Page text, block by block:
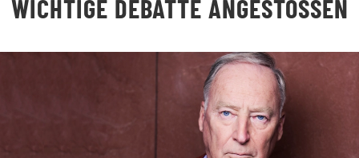
VERANSTALTUNGEN
WICHTIGE DEBATTE ANGESTOSSEN